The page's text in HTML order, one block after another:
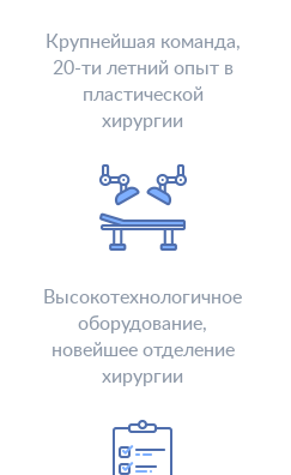
Крупнейшая команда,
20-ти летний опыт в
пластической
хирургии
Высокотехнологичное
оборудование,
новейшее отделение
хирургии